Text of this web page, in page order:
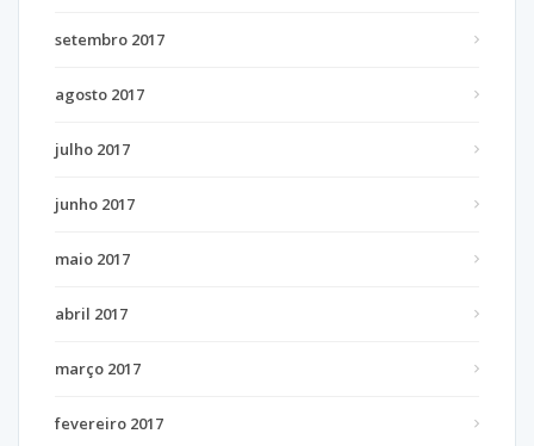
setembro 2017
agosto 2017
julho 2017
junho 2017
maio 2017
abril 2017
março 2017
fevereiro 2017